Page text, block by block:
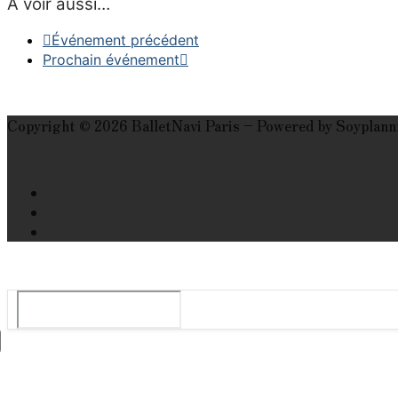
Événement précédent
Prochain événement
Copyright © 2026 BalletNavi Paris – Powered by